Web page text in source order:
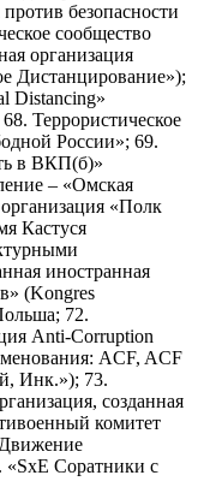
безопасности
сообщество
организация
Дистанцирование»);
Distancing»
Террористическое
России»; 69.
в ВКП(б)»
– «Омская
«Полк
Кастуся
иностранная
(Kongres
72.
Anti-Corruption
ACF, ACF
Инк.»); 73.
созданная
комитет
«SxE Соратники с